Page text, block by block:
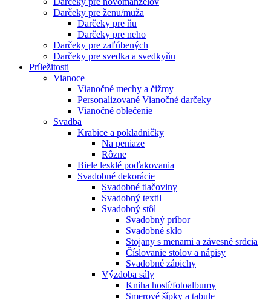
Darčeky pre ženu/muža
Darčeky pre ňu
Darčeky pre neho
Darčeky pre zaľúbených
Darčeky pre svedka a svedkyňu
Príležitosti
Vianoce
Vianočné mechy a čižmy
Personalizované Vianočné darčeky
Vianočné oblečenie
Svadba
Krabice a pokladničky
Na peniaze
Rôzne
Biele lesklé poďakovania
Svadobné dekorácie
Svadobné tlačoviny
Svadobný textil
Svadobný stôl
Svadobný príbor
Svadobné sklo
Stojany s menami a závesné srdcia
Číslovanie stolov a nápisy
Svadobné zápichy
Výzdoba sály
Kniha hostí/fotoalbumy
Smerové šípky a tabule